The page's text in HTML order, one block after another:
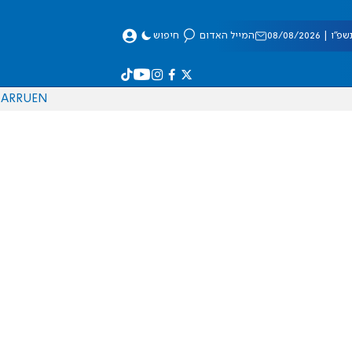
08/2026 המייל האדום חיפוש
EN
RU
AR